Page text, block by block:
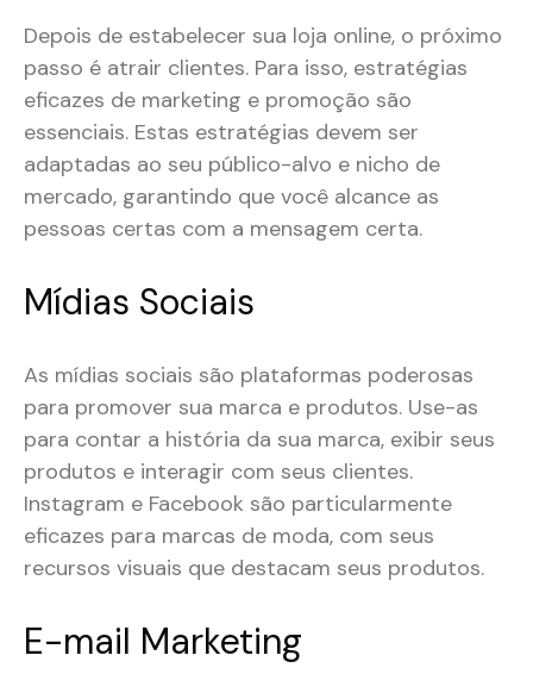
Depois de estabelecer sua loja online, o próximo
passo é atrair clientes. Para isso, estratégias
eficazes de marketing e promoção são
essenciais. Estas estratégias devem ser
adaptadas ao seu público-alvo e nicho de
mercado, garantindo que você alcance as
pessoas certas com a mensagem certa.
Mídias Sociais
As mídias sociais são plataformas poderosas
para promover sua marca e produtos. Use-as
para contar a história da sua marca, exibir seus
produtos e interagir com seus clientes.
Instagram e Facebook são particularmente
eficazes para marcas de moda, com seus
recursos visuais que destacam seus produtos.
E-mail Marketing